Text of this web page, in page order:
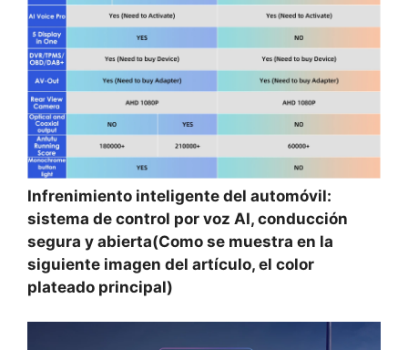
Infrenimiento inteligente del automóvil:
sistema de control por voz AI, conducción
segura y abierta(Como se muestra en la
siguiente imagen del artículo, el color
plateado principal)